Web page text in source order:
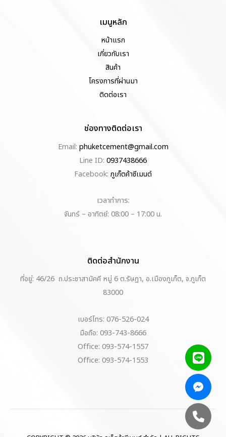
เมนูหลัก
หน้าแรก
เกี่ยวกับเรา
สินค้า
โครงการที่ผ่านมา
ติดต่อเรา
ช่องทางติดต่อเรา
Email: phuketcement@gmail.com
Line ID: 0937438666
Facebook: ภูเก็ตค้าซีเมนต์
เวลาทำการ:
จันทร์ – อาทิตย์: 08:00 – 17:00 น.
ติดต่อสำนักงาน
ที่อยู่: 46/26 ถ.ประชาสามัคคี หมู่ 6 ต.รัษฎา, อ.เมืองภูเก็ต, จ.ภูเก็ต
83000
เบอร์โทร: 076-526-024
มือถือ: 093-743-8666
Office: 093-574-1557
Office: 093-574-1553